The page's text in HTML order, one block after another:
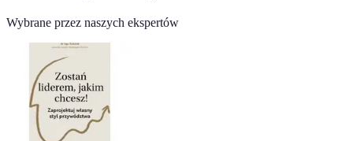
Wybrane przez naszych ekspertów